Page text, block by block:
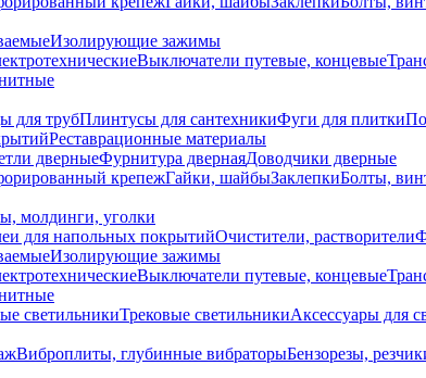
Изолирующие зажимы
Выключатели путевые, концевые
для трубПлинтусы для сантехникиФуги для плитки
Реставрационные материалы
дверныеФурнитура двернаяДоводчики дверные
крепежГайки, шайбыЗаклепкиБолты,
молдинги, уголки
для напольных покрытийОчистители, растворители
Изолирующие зажимы
Выключатели путевые, концевые
светильникиТрековые светильникиАксессуары для
Виброплиты, глубинные вибраторыБензорезы,